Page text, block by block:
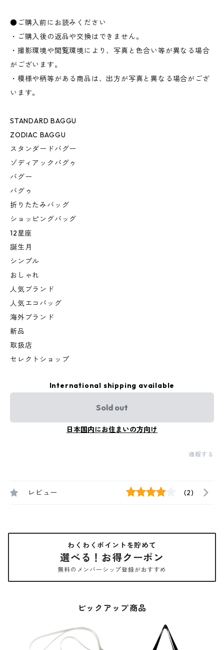
●ご購入前にお読みください
・ご購入後の返品や交換はできません。
・撮影環境や閲覧環境により、写真と色合い等が異なる場合
がございます。
・模様や柄等がある商品は、出方が写真と異なる場合がござ
います。
STANDARD BAGGU
ZODIAC BAGGU
スタンダードバグー
ゾディアックバグゥ
バグー
バグゥ
折りたたみバッグ
ショッピングバッグ
12星座
誕生月
シンプル
おしゃれ
人気ブランド
人気エコバッグ
海外ブランド
新品
取扱店
セレクトショップ
International shipping available
Sold out
日本国内にお住まいの方向け
通報する
レビュー (2)
わくわくポイントを貯めて
選べる！お得クーポン
無料のメンバーシップ登録がおすすめ
ピックアップ商品